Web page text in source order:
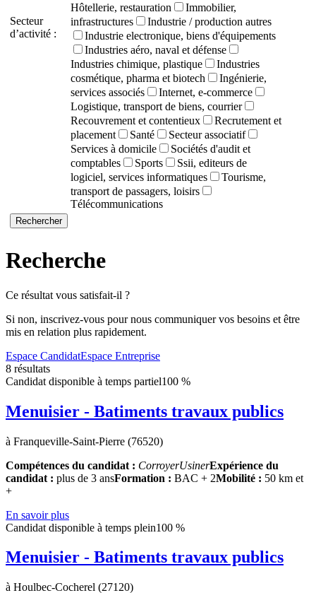
Secteur
d’activité :
Hôtellerie, restauration
Immobilier,
infrastructures
Industrie / production autres
Industrie electronique, biens d'équipements
Industries aéro, naval et défense
Industries chimique, plastique
Industries
cosmétique, pharma et biotech
Ingénierie,
services associés
Internet, e-commerce
Logistique, transport de biens, courrier
Recouvrement et contentieux
Recrutement et
placement
Santé
Secteur associatif
Services à domicile
Sociétés d'audit et
comptables
Sports
Ssii, editeurs de
logiciel, services informatiques
Tourisme,
transport de passagers, loisirs
Télécommunications
Recherche
Ce résultat vous satisfait-il ?
Si non, inscrivez-vous pour nous communiquer vos besoins et être
mis en relation plus rapidement.
Espace CandidatEspace Entreprise
8 résultats
Candidat disponible à temps partiel100 %
Menuisier - Batiments travaux publics
à Franqueville-Saint-Pierre (76520)
Compétences du candidat : CorroyerUsinerExpérience du
candidat : plus de 3 ansFormation : BAC + 2Mobilité : 50 km et
+
En savoir plus
Candidat disponible à temps plein100 %
Menuisier - Batiments travaux publics
à Houlbec-Cocherel (27120)